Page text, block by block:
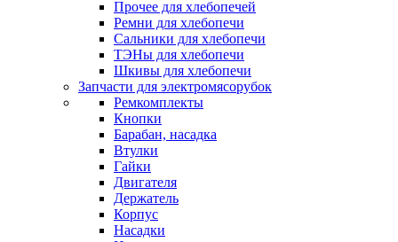
Прочее для хлебопечей
Ремни для хлебопечи
Сальники для хлебопечи
ТЭНы для хлебопечи
Шкивы для хлебопечи
Запчасти для электромясорубок
Ремкомплекты
Кнопки
Барабан, насадка
Втулки
Гайки
Двигателя
Держатель
Корпус
Насадки